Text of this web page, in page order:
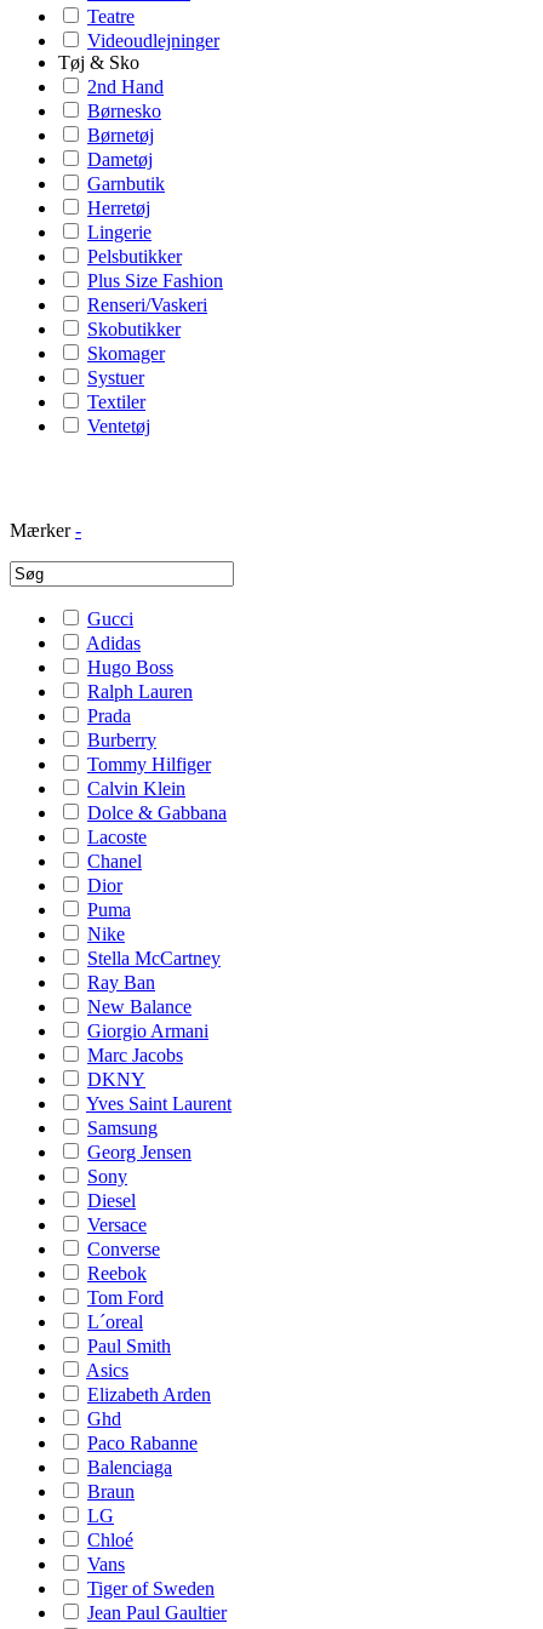
Teatre
Videoudlejninger
Tøj & Sko
2nd Hand
Børnesko
Børnetøj
Dametøj
Garnbutik
Herretøj
Lingerie
Pelsbutikker
Plus Size Fashion
Renseri/Vaskeri
Skobutikker
Skomager
Systuer
Textiler
Ventetøj
Mærker -
Gucci
Adidas
Hugo Boss
Ralph Lauren
Prada
Burberry
Tommy Hilfiger
Calvin Klein
Dolce & Gabbana
Lacoste
Chanel
Dior
Puma
Nike
Stella McCartney
Ray Ban
New Balance
Giorgio Armani
Marc Jacobs
DKNY
Yves Saint Laurent
Samsung
Georg Jensen
Sony
Diesel
Versace
Converse
Reebok
Tom Ford
L´oreal
Paul Smith
Asics
Elizabeth Arden
Ghd
Paco Rabanne
Balenciaga
Braun
LG
Chloé
Vans
Tiger of Sweden
Jean Paul Gaultier